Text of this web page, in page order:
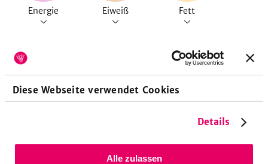
Diese Webseite verwendet Cookies
Details
Alle zulassen
Energie Eiweiß Fett
g
25%